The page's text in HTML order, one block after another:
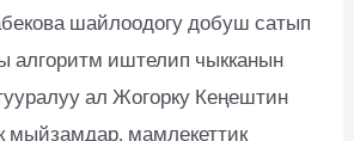
шайлоодогу добуш сатып
алгоритм иштелип чыкканын
ал Жогорку Кеңештин
мыйзамдар, мамлекеттик